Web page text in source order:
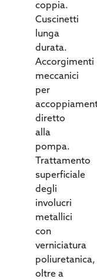
coppia.
Cuscinetti
lunga
durata.
Accorgimenti
meccanici
per
diretto
alla
pompa.
Trattamento
superficiale
degli
involucri
metallici
con
verniciatura
poliuretanica,
oltre a